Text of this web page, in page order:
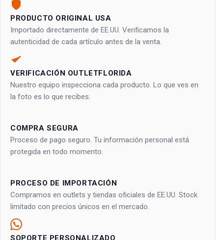
PRODUCTO ORIGINAL USA
Importado directamente de EE.UU. Verificamos la
autenticidad de cada artículo antes de la venta.
VERIFICACIÓN OUTLETFLORIDA
Nuestro equipo inspecciona cada producto. Lo que ves en
la foto es lo que recibes.
COMPRA SEGURA
Proceso de pago seguro. Tu información personal está
protegida en todo momento.
PROCESO DE IMPORTACIÓN
Compramos en outlets y tiendas oficiales de EE.UU. Stock
limitado con precios únicos en el mercado.
SOPORTE PERSONALIZADO